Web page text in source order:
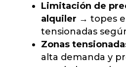
Limitación de
alquiler → topes
tensionadas
Zonas
alta demanda y